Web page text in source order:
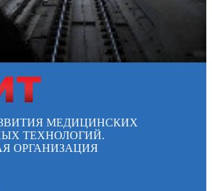
МЕДИЦИНСКИХ
ТЕХНОЛОГИЙ.
ОРГАНИЗАЦИЯ